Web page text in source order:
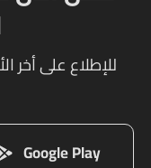
للإطلاع على أخر
Google Play